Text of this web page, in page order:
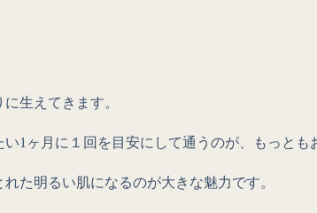
生えてきます。
1ヶ月に１回を目安にして通うのが、もっと
た明るい肌になるのが大きな魅力です。